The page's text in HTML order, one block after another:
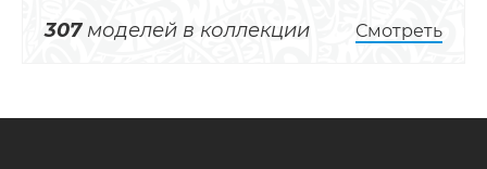
307моделей в коллекции Смотреть